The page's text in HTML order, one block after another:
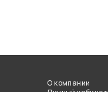
О компании